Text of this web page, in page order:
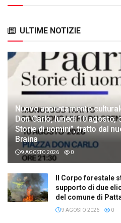
ULTIME NOTIZIE
Nuovo appuntamento
Don Carlo, lunedì 10 agosto,
Storie di uomini”, tratto dal
Braina
9 AGOSTO 2026 0
Il Corpo forestale
supporto di due
del comune di
9 AGOSTO 2026 0